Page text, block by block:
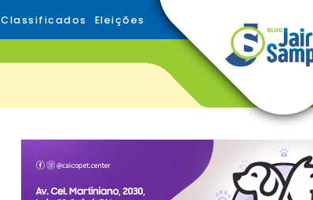
Classificados Eleições